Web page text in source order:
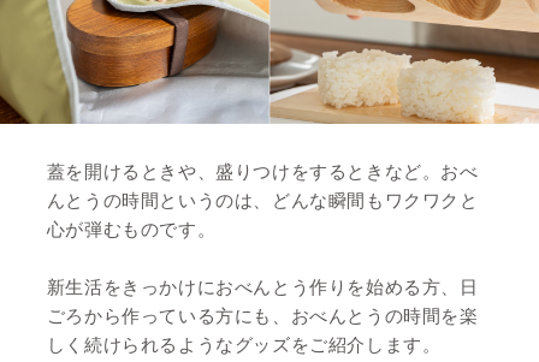
蓋を開けるときや、盛りつけをするときなど。おべ
んとうの時間というのは、どんな瞬間もワクワクと
心が弾むものです。
新生活をきっかけにおべんとう作りを始める方、日
ごろから作っている方にも、おべんとうの時間を楽
しく続けられるようなグッズをご紹介します。